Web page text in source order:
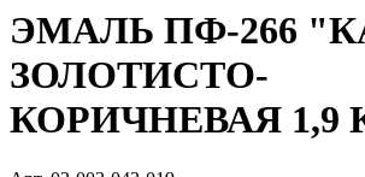
ЭМАЛЬ ПФ-266
ЗОЛОТИСТО-
КОРИЧНЕВАЯ 1,9